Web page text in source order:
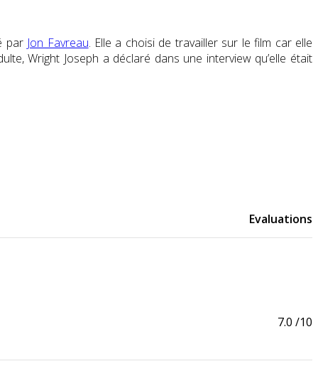
par Jon Favreau. Elle a choisi de travailler sur le film car elle
Wright Joseph a déclaré dans une interview qu’elle était
Evaluations
7.0 /10